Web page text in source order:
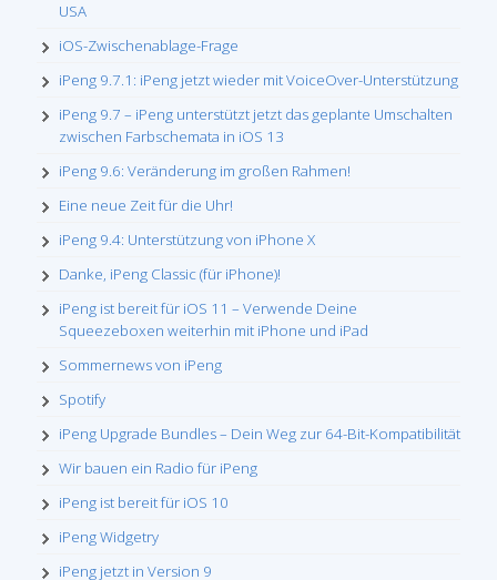
USA
iOS-Zwischenablage-Frage
iPeng 9.7.1: iPeng jetzt wieder mit VoiceOver-Unterstützung
iPeng 9.7 – iPeng unterstützt jetzt das geplante Umschalten
zwischen Farbschemata in iOS 13
iPeng 9.6: Veränderung im großen Rahmen!
Eine neue Zeit für die Uhr!
iPeng 9.4: Unterstützung von iPhone X
Danke, iPeng Classic (für iPhone)!
iPeng ist bereit für iOS 11 – Verwende Deine
Squeezeboxen weiterhin mit iPhone und iPad
Sommernews von iPeng
Spotify
iPeng Upgrade Bundles – Dein Weg zur 64-Bit-Kompatibilität
Wir bauen ein Radio für iPeng
iPeng ist bereit für iOS 10
iPeng Widgetry
iPeng jetzt in Version 9